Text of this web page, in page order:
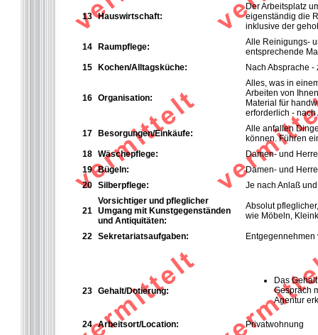
13 Hauswirtschaft:
Der Arbeitsplatz
eigenständig die
inklusive der
14 Raumpflege:
Alle Reinigungs-
entsprechende
15
Kochen/Alltagsküche: Nach Absprache -
16 Organisation:
Alles, was in
Arbeiten von
Material für
erforderlich - nach
17 Besorgungen/Einkäufe:
Alle anfallen
können. Führen
18 Wäschepflege:
Damen- und
19 Bügeln:
Damen- und
20 Silberpflege: Je nach Anlaß
21
Vorsichtiger und pfleglicher
Umgang mit Kunstgegenständen
und Antiquitäten:
Absolut
wie Möbeln,
22 Sekretariatsaufgaben:
23 Gehalt/Dotierung:
Das
Gespräch
Agentur
24 Arbeitsort/Location: Privatwohnung